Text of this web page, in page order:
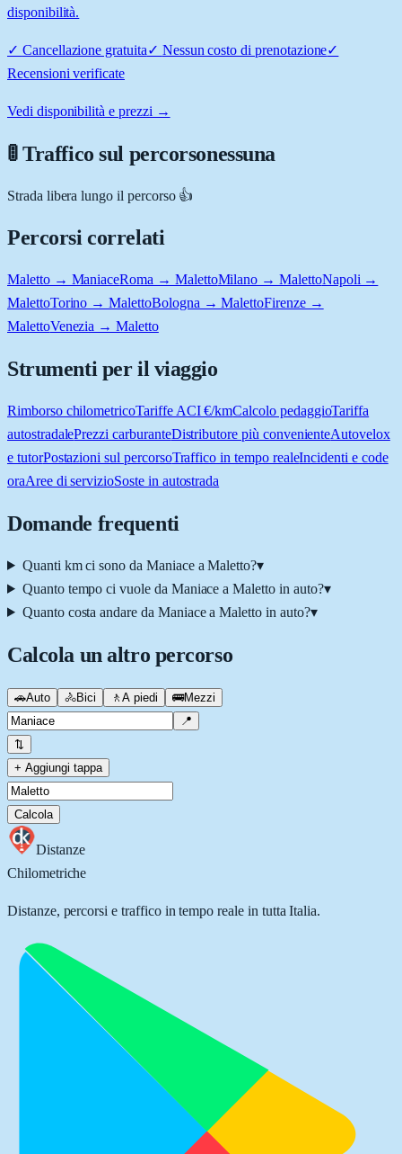
disponibilità.
✓ Cancellazione gratuita✓ Nessun costo di prenotazione✓
Recensioni verificate
Vedi disponibilità e prezzi →
🚦 Traffico sul percorsonessuna
Strada libera lungo il percorso 👍
Percorsi correlati
Maletto → ManiaceRoma → MalettoMilano → MalettoNapoli →
MalettoTorino → MalettoBologna → MalettoFirenze →
MalettoVenezia → Maletto
Strumenti per il viaggio
Rimborso chilometricoTariffe ACI €/kmCalcolo pedaggioTariffa
autostradalePrezzi carburanteDistributore più convenienteAutovelox
e tutorPostazioni sul percorsoTraffico in tempo realeIncidenti e code
oraAree di servizioSoste in autostrada
Domande frequenti
Quanti km ci sono da Maniace a Maletto?▾
Quanto tempo ci vuole da Maniace a Maletto in auto?▾
Quanto costa andare da Maniace a Maletto in auto?▾
Calcola un altro percorso
🚗Auto 🚴Bici 🚶 A piedi 🚌Mezzi
📍
⇅
+ Aggiungi tappa
Calcola
Distanze
Chilometriche
Distanze, percorsi e traffico in tempo reale in tutta Italia.